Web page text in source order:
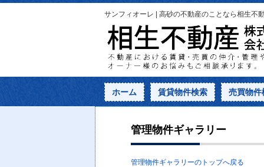
サンフィオーレ | 高砂の不動産のことなら相生不
ホーム 賃貸物件検索 売買物件
管理物件ギャラリー
管理物件ギャラリーのトップへ戻る